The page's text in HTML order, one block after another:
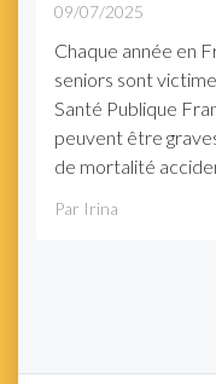
09/07/2025
Chaque année en
seniors sont
Santé Publique
peuvent être
de mortalité
Par Irina